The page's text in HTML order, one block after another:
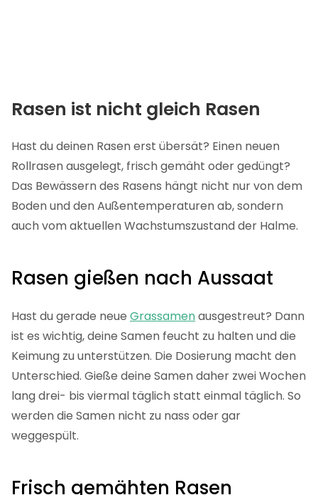
Rasen ist nicht gleich Rasen
Das Bewässern des Rasens hängt nicht nur von dem
auch vom aktuellen Wachstumszustand der Halme.
Rasen gießen nach Aussaat
Hast du gerade neue Grassamen
ausgestreut? Dann
ist es wichtig, deine Samen feucht zu halten und die
Keimung zu unterstützen. Die Dosierung macht den
lang drei- bis viermal täglich statt einmal täglich. So